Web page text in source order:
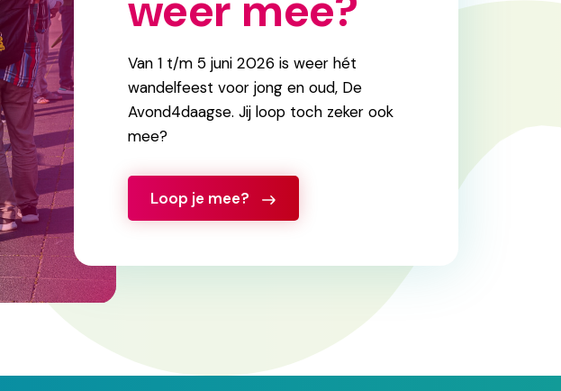
Van 1 t/m 5 juni 2026 is weer hét
wandelfeest voor jong en oud, De
Avond4daagse. Jij loop toch zeker ook
mee?
Loop je mee?